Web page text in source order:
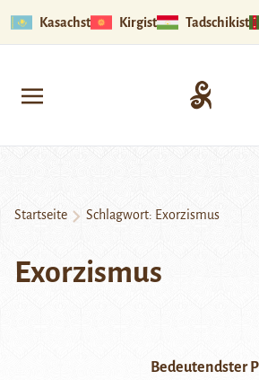
Kasachstan Kirgistan
Startseite Schlagwort: Exorzismus
Exorzismus
Bedeutendster